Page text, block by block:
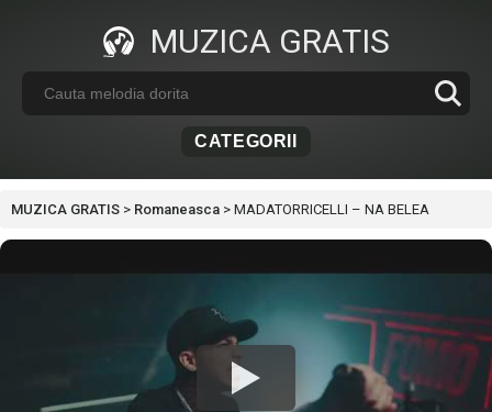
MUZICA GRATIS
CATEGORII
MUZICA GRATIS > Romaneasca > MADATORRICELLI – NA BELEA